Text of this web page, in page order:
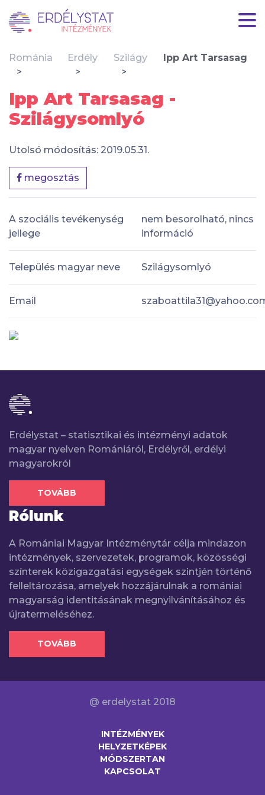
Románia Erdély Szilágy Ipp Art Tarsasag
Ipp Art Tarsasag -
Szilágysomlyó
Utolsó módosítás: 2019.05.31.
megosztás
A szociális tevékenység
jellege
nem besorolható, nincs
információ
Település magyar neve Szilágysomlyó
Email
Erdélystat – statisztikai és intézményi adatok
magyar nyelven Romániáról, Erdélyről, erdélyi
magyarokról
TOVÁBB
Rólunk
A Romániai Magyar Intézménytár célja mindazon
intézmények, szervezetek, programok, közösségi
színterek közigazgatási egységek szintjén történő
felleltározása, amelyek hozzájárulnak a romániai
magyarság identitásának megnyilvánításához és
újratermeléséhez.
TOVÁBB
@ erdelystat 2018
INTÉZMÉNYEK
HELYZETKÉPEK
MÓDSZERTAN
KAPCSOLAT